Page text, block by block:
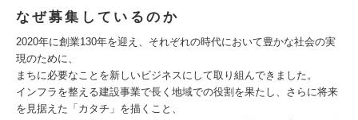
なぜ募集しているのか
2020年に創業130年を迎え、それぞれの時代において豊かな社会の実
現のために、
まちに必要なことを新しいビジネスにして取り組んできました。
インフラを整える建設事業で長く地域での役割を果たし、さらに将来
を見据えた「カタチ」を描くこと、